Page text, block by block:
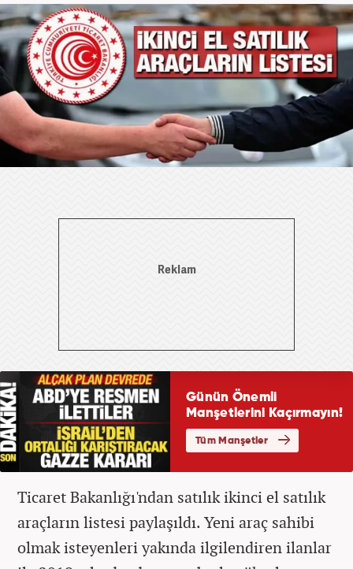
Ticaret Bakanlığı'ndan satılık ikinci el satılık
araçların listesi paylaşıldı. Yeni araç sahibi
olmak isteyenleri yakında ilgilendiren ilanlar